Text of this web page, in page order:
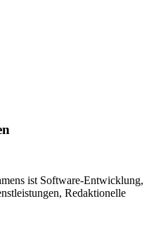
ist Software-Entwicklung,
Redaktionelle